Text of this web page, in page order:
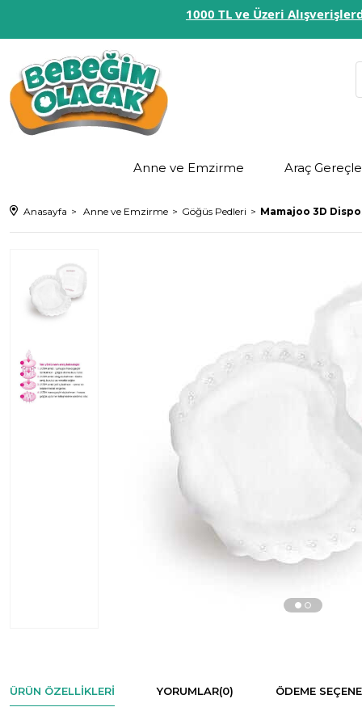
1000 TL ve Üzeri
Anne ve Emzirme Araç
Anasayfa Anne ve Emzirme Göğüs Pedleri Mamajoo 3D
ÜRÜN ÖZELLIKLERI YORUMLAR(0) ÖDEME